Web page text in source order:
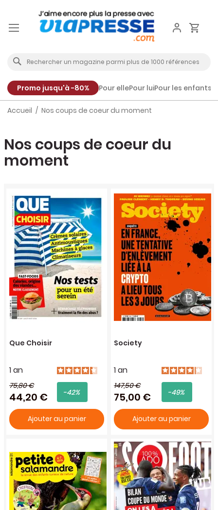
Aller
Promo jusqu'à -80% Pour ellePour luiPour les enfants
Accueil Nos coups de coeur du moment
Nos coups de coeur du
moment
Que Choisir
1 an
75,80 €
44,20 € -42%
Ajouter au panier
Society
1 an
147,50 €
75,00 € -49%
Ajouter au panier